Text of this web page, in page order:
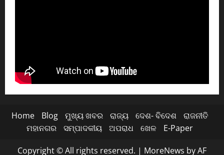
Home Blog ମୁଖ୍ୟ ଖବର ରାଜ୍ୟ ଦେଶ- ବିଦେଶ
ରାଜନୀତି
ମହାନଗର
ସମ୍ପାଦକୀୟ ଅପରାଧ ଖେଳ E-Paper
Copyright © All rights reserved. | MoreNews by AF